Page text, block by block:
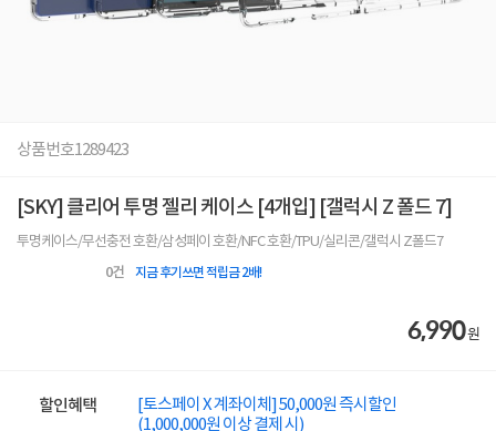
상품번호1289423
[SKY] 클리어 투명 젤리 케이스 [4개입] [갤럭시 Z 폴드 7]
투명케이스/무선충전 호환/삼성페이 호환/NFC 호환/TPU/실리콘/갤럭시 Z폴드7
0건 지금 후기쓰면 적립금 2배!
6,990원
할인혜택
[토스페이 X 계좌이체] 50,000원 즉시할인
(1,000,000원 이상 결제 시)